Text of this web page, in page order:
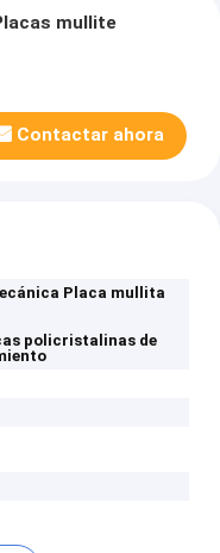
mullite
Contactar ahora
Placa mullita
policristalinas de